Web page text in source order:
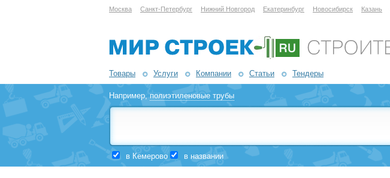
Москва Санкт-Петербург Нижний Новгород Екатеринбург Новосибирск Казань
Товары Услуги Компании Статьи Тендеры
Например,полиэтиленовые трубы
в Кемерово в названии